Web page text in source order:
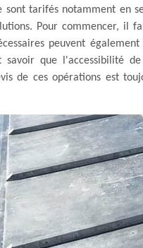
sont tarifés notamment en
Pour commencer, il
peuvent
savoir que l'accessibilité
de ces opérations est